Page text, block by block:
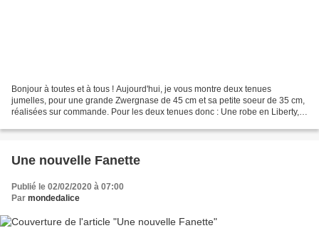
Bonjour à toutes et à tous ! Aujourd'hui, je vous montre deux tenues
jumelles, pour une grande Zwergnase de 45 cm et sa petite soeur de 35 cm,
réalisées sur commande. Pour les deux tenues donc : Une robe en Liberty,
Une nouvelle Fanette
Publié le 02/02/2020 à 07:00
Par mondedalice